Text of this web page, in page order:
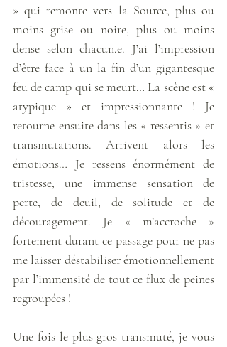
» qui remonte vers la Source, plus ou
moins grise ou noire, plus ou moins
dense selon chacun.e. J’ai l’impression
d’être face à un la fin d’un gigantesque
feu de camp qui se meurt… La scène est «
atypique » et impressionnante ! Je
retourne ensuite dans les « ressentis » et
transmutations. Arrivent alors les
émotions… Je ressens énormément de
tristesse, une immense sensation de
perte, de deuil, de solitude et de
découragement. Je « m’accroche »
fortement durant ce passage pour ne pas
me laisser déstabiliser émotionnellement
par l’immensité de tout ce flux de peines
regroupées !
Une fois le plus gros transmuté, je vous